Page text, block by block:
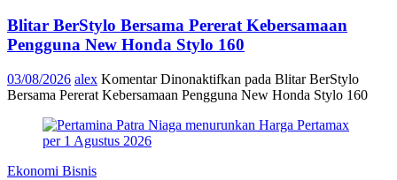
Blitar BerStylo Bersama Pererat Kebersamaan
Pengguna New Honda Stylo 160
03/08/2026 alex Komentar Dinonaktifkan pada Blitar BerStylo
Bersama Pererat Kebersamaan Pengguna New Honda Stylo 160
Ekonomi Bisnis